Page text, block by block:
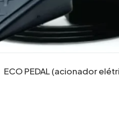
ECO PEDAL (acionador